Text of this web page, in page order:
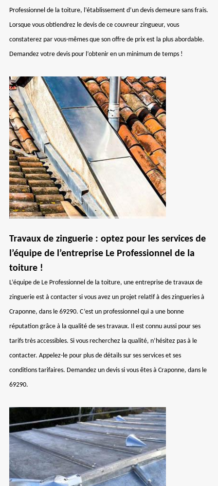
Professionnel de la toiture, l’établissement d’un devis demeure sans frais.
Lorsque vous obtiendrez le devis de ce couvreur zingueur, vous
constaterez par vous-mêmes que son offre de prix est la plus abordable.
Demandez votre devis pour l’obtenir en un minimum de temps !
Travaux de zinguerie : optez pour les services de
l’équipe de l’entreprise Le Professionnel de la
toiture !
L’équipe de Le Professionnel de la toiture, une entreprise de travaux de
zinguerie est à contacter si vous avez un projet relatif à des zingueries à
Craponne, dans le 69290. C’est un professionnel qui a une bonne
réputation grâce à la qualité de ses travaux. Il est connu aussi pour ses
tarifs très accessibles. Si vous recherchez la qualité, n’hésitez pas à le
contacter. Appelez-le pour plus de détails sur ses services et ses
conditions tarifaires. Demandez un devis si vous êtes à Craponne, dans le
69290.